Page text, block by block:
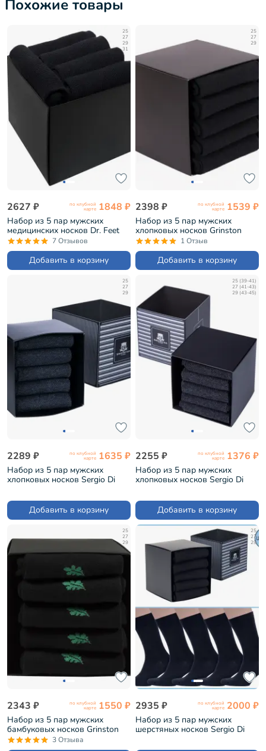
Похожие товары
25
27
29
31
2627 ₽ по клубной
карте 1848 ₽
Набор из 5 пар мужских
медицинских носков Dr. Feet
черные (PG-15DF1-5)
7 Отзывов
Добавить в корзину
25
27
29
2398 ₽ по клубной
карте 1539 ₽
Набор из 5 пар мужских
хлопковых носков Grinston
черные (PG-17D1-5)
1 Отзыв
Добавить в корзину
25
27
29
2289 ₽ по клубной
карте 1635 ₽
Набор из 5 пар мужских
хлопковых носков Sergio Di
Добавить в корзину
25 (39-41)
27 (41-43)
29 (43-45)
2255 ₽ по клубной
карте 1376 ₽
Набор из 5 пар мужских
хлопковых носков Sergio Di
Добавить в корзину
25
27
29
2343 ₽ по клубной
карте 1550 ₽
Набор из 5 пар мужских
бамбуковых носков Grinston
черные (PG-15d11-5/0)
3 Отзыва
25
27
29
2935 ₽ по клубной
карте 2000 ₽
Набор из 5 пар мужских
шерстяных носков Sergio Di